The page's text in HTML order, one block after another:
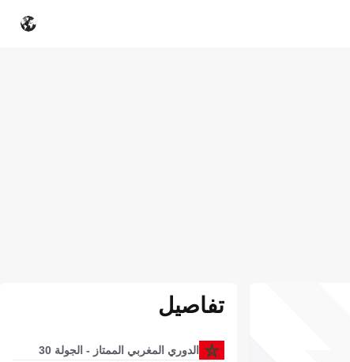
تفاصيل
الدوري المغربي الممتاز - الجولة 30